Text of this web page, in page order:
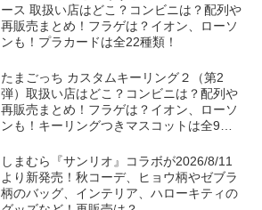
ース 取扱い店はどこ？コンビニは？配列や
再販売まとめ！フラゲは？イオン、ローソ
ンも！プラカードは全22種類！
たまごっち カスタムキーリング２（第2
弾）取扱い店はどこ？コンビニは？配列や
再販売まとめ！フラゲは？イオン、ローソ
ンも！キーリングつきマスコットは全9種
しまむら『サンリオ』コラボが2026/8/11
より新発売！秋コーデ、ヒョウ柄やゼブラ
柄のバッグ、インテリア、ハローキティの